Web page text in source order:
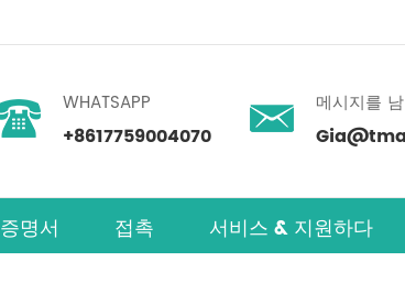
WHATSAPP
+8617759004070
메시지를
증명서 접촉 서비스 & 지원하다